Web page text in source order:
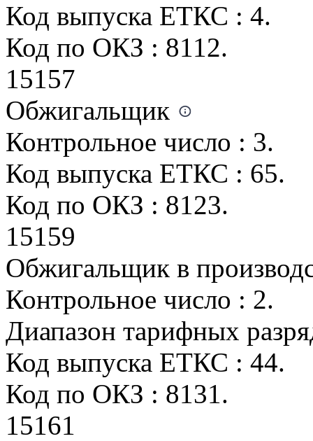
Код выпуска ЕТКС : 4.
Код по ОКЗ : 8112.
15157
Обжигальщик
Контрольное число : 3.
Код выпуска ЕТКС : 65.
Код по ОКЗ : 8123.
15159
Обжигальщик в
Контрольное число : 2.
Диапазон тарифных
Код выпуска ЕТКС : 44.
Код по ОКЗ : 8131.
15161